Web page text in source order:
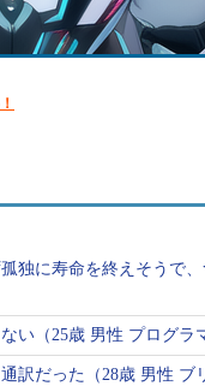
独に寿命を終えそうで
（25歳 男性 プログラ
だった（28歳 男性 ブ